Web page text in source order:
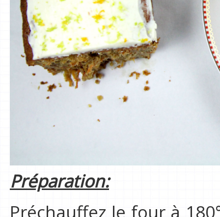
Préparation:
Préchauffez le four à